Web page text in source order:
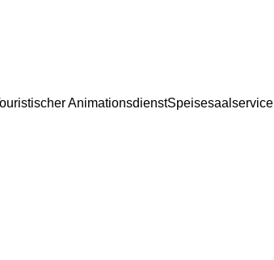
AnimationsdienstSpeisesaalservice